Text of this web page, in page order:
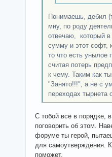
Понимаешь, дебил
мну, по роду
отвечаю, который в
сумму и этот софт,
то что есть унылое
считая потерь
к чему. Таким как
"Занято!!!", а не с
переходах тырнета
С тобой все в порядке,
поговорить об этом.
форуме ты герой,
для самоутверждения.
поможет.